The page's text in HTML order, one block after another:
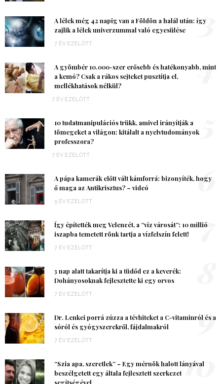
A lélek még 42 napig van a Földön a halál után: így
zajlik a lélek univerzummal való egyesülése
7 ÉV EZELŐTT
3
A gyömbér 10.000-szer erősebb és hatékonyabb, mint
a kemó? Csak a rákos sejteket pusztítja el,
mellékhatások nélkül?
7 ÉV EZELŐTT
4
10 tudatmanipulációs trükk, amivel irányítják a
tömegeket a világon: kitálalt a nyelvtudományok
professzora?
7 ÉV EZELŐTT
A pápa kamerák előtt vált kámforrá: bizonyíték, hogy
ő maga az Antikrisztus? – videó
5 ÉV EZELŐTT
6
Így építették meg Velencét, a “víz városát”: 10 millió
iszapba temetett rönk tartja a vízfelszín felett!
7 ÉV EZELŐTT
7
3 nap alatt takarítja ki a tüdőd ez a keverék:
Dohányosoknak fejlesztette ki egy orvos
7 ÉV EZELŐTT
Dr. Lenkei porrá zúzza a tévhiteket a C-vitaminról és a
sóról és gyógyszerekről, fájdalmakról
7 ÉV EZELŐTT
9
“Szia apa, szeretlek” – Egy mérnök halott lányával
beszélgetett egy általa fejlesztett szerkezet 10